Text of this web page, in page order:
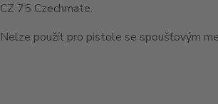
CZ 75 Czechmate.
Nelze použít pro pistole se spoušťovým